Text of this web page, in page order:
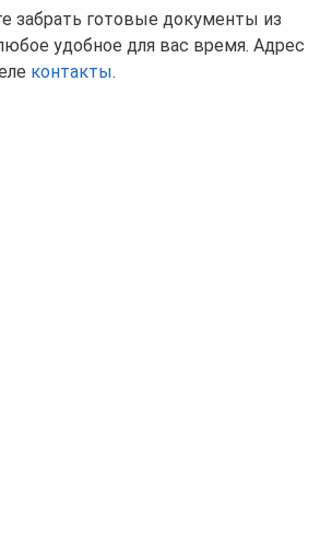
забрать готовые документы из
удобное для вас время. Адрес
контакты.